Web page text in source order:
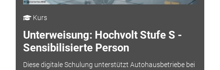
Kurs
Unterweisung: Hochvolt Stufe S -
Sensibilisierte Person
Diese digitale Schulung unterstützt Autohausbetriebe bei